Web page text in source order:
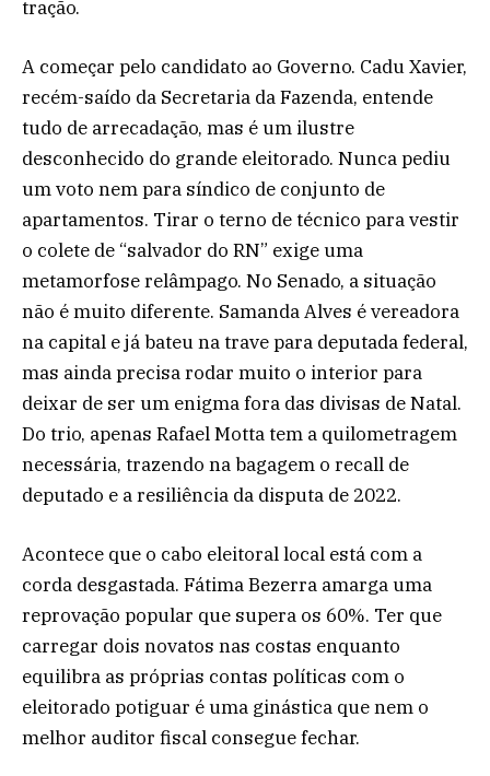
tração.
A começar pelo candidato ao Governo. Cadu Xavier,
recém-saído da Secretaria da Fazenda, entende
tudo de arrecadação, mas é um ilustre
desconhecido do grande eleitorado. Nunca pediu
um voto nem para síndico de conjunto de
apartamentos. Tirar o terno de técnico para vestir
o colete de “salvador do RN” exige uma
metamorfose relâmpago. No Senado, a situação
não é muito diferente. Samanda Alves é vereadora
na capital e já bateu na trave para deputada federal,
mas ainda precisa rodar muito o interior para
deixar de ser um enigma fora das divisas de Natal.
Do trio, apenas Rafael Motta tem a quilometragem
necessária, trazendo na bagagem o recall de
deputado e a resiliência da disputa de 2022.
Acontece que o cabo eleitoral local está com a
corda desgastada. Fátima Bezerra amarga uma
reprovação popular que supera os 60%. Ter que
carregar dois novatos nas costas enquanto
equilibra as próprias contas políticas com o
eleitorado potiguar é uma ginástica que nem o
melhor auditor fiscal consegue fechar.